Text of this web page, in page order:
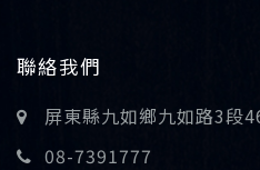
聯絡我們
屏東縣九如鄉九如路3段
08-7391777